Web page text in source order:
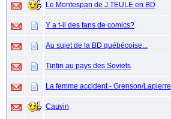
Le Montespan de J.TEULE en BD
Y a t-il des fans de comics?
Au sujet de la BD québécoise...
Tintin au pays des Soviets
La femme accident - Grenson/Lapierre
Cauvin